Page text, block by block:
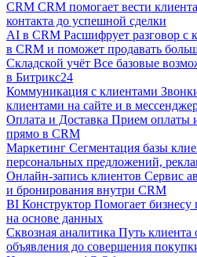
CRM CRM помогает вести
контакта до успешной сделки
AI в CRM Расшифрует разговор с
в CRM и поможет продавать
Складской учёт Все базовые
в Битрикс24
Коммуникация с клиентами
клиентами на сайте и в
Оплата и Доставка Прием оплаты
прямо в CRM
Маркетинг Сегментация базы
персональных предложений,
Онлайн-запись клиентов Сервис
и бронирования внутри CRM
BI Конструктор Помогает
на основе данных
Сквозная аналитика Путь клиента
объявления до совершения